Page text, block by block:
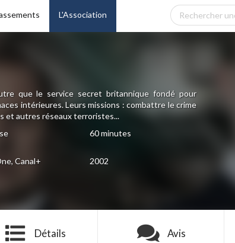
L'Association
que le service secret britannique fondé pour
intérieures. Leurs missions : combattre le crime
et autres réseaux terroristes...
60 minutes
Canal+ 2002
Détails Avis